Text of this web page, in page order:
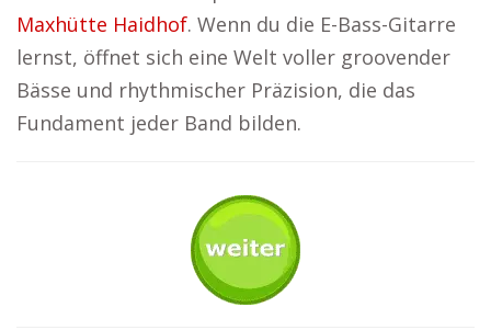
Maxhütte Haidhof. Wenn du die E-Bass-Gitarre
lernst, öffnet sich eine Welt voller groovender
Bässe und rhythmischer Präzision, die das
Fundament jeder Band bilden.